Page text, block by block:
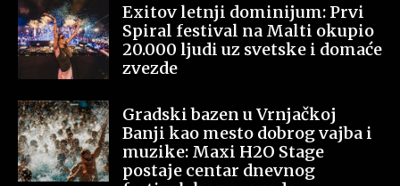
Exitov letnji dominijum: Prvi
Spiral festival na Malti okupio
20.000 ljudi uz svetske i domaće
zvezde
Gradski bazen u Vrnjačkoj
Banji kao mesto dobrog vajba i
muzike: Maxi H2O Stage
postaje centar dnevnog